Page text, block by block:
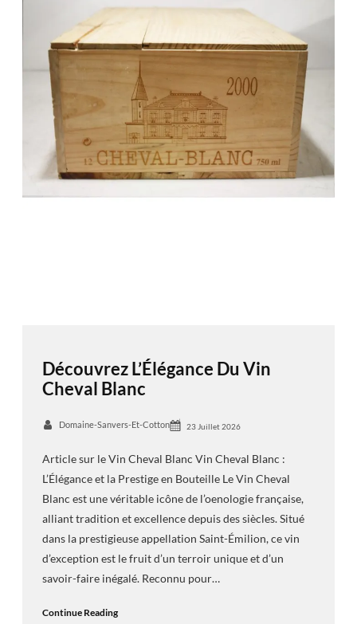
Découvrez L’Élégance Du Vin
Cheval Blanc
Domaine-Sanvers-Et-Cotton 23 Juillet 2026
Article sur le Vin Cheval Blanc Vin Cheval Blanc :
L’Élégance et la Prestige en Bouteille Le Vin Cheval
Blanc est une véritable icône de l’oenologie française,
alliant tradition et excellence depuis des siècles. Situé
dans la prestigieuse appellation Saint-Émilion, ce vin
d’exception est le fruit d’un terroir unique et d’un
savoir-faire inégalé. Reconnu pour…
Continue Reading